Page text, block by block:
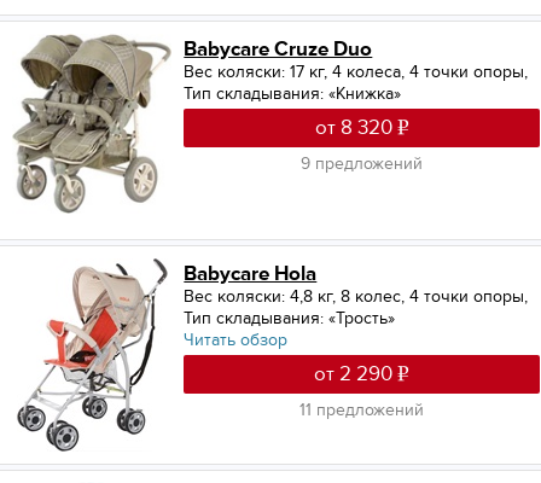
Babycare Cruze Duo
Вес коляски: 17 кг,4 колеса, 4 точки опоры,
Тип складывания: «Книжка»
от 8 320
9 предложений
Babycare Hola
Вес коляски: 4,8 кг,8 колес, 4 точки опоры,
Тип складывания: «Трость»
от 2 290
11 предложений
Читать обзор